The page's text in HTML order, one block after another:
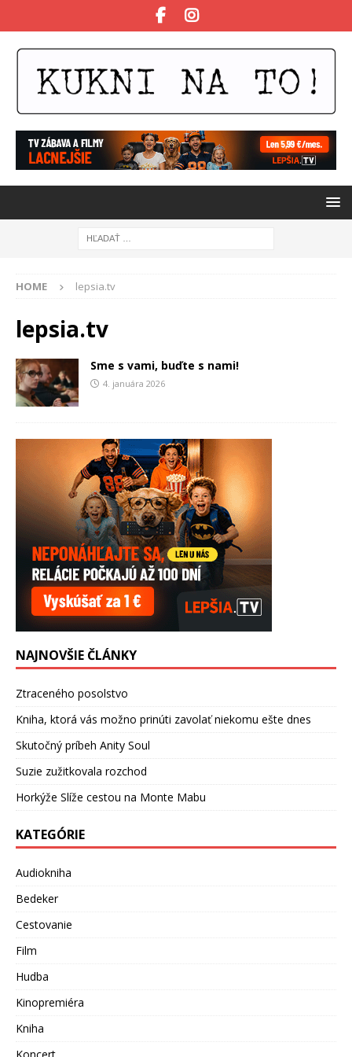
HOME lepsia.tv
lepsia.tv
Sme s vami, buďte s nami!
4. januára 2026
NAJNOVŠIE ČLÁNKY
Ztraceného posolstvo
Kniha, ktorá vás možno prinúti zavolať niekomu ešte dnes
Skutočný príbeh Anity Soul
Suzie zužitkovala rozchod
Horkýže Slíže cestou na Monte Mabu
KATEGÓRIE
Audiokniha
Bedeker
Cestovanie
Film
Hudba
Kinopremiéra
Kniha
Koncert